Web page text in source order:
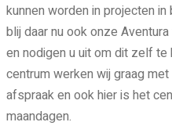
kunnen worden in projecten in
blij daar nu ook onze
en nodigen u uit om dit zelf
centrum werken wij graag
afspraak en ook hier is het
maandagen.